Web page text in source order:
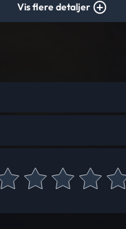
Vis flere detaljer